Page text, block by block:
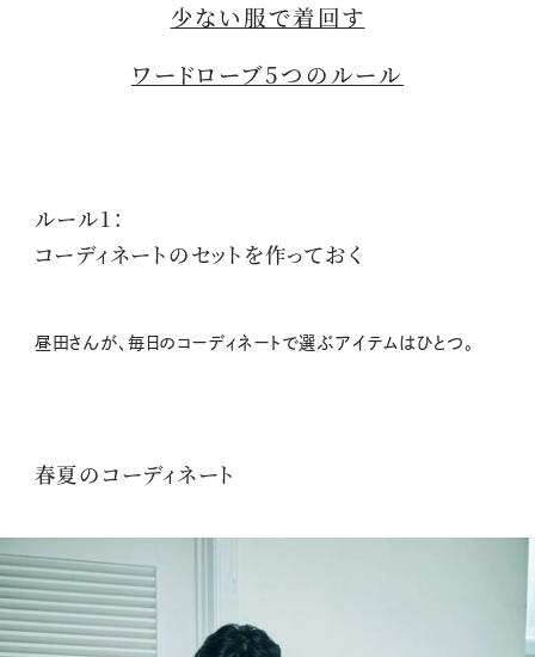
少ない服で着回す
ワードローブ5つのルール
ルール1：
コーディネートのセットを作っておく
昼田さんが、毎日のコーディネートで選ぶアイテムはひとつ。
春夏のコーディネート